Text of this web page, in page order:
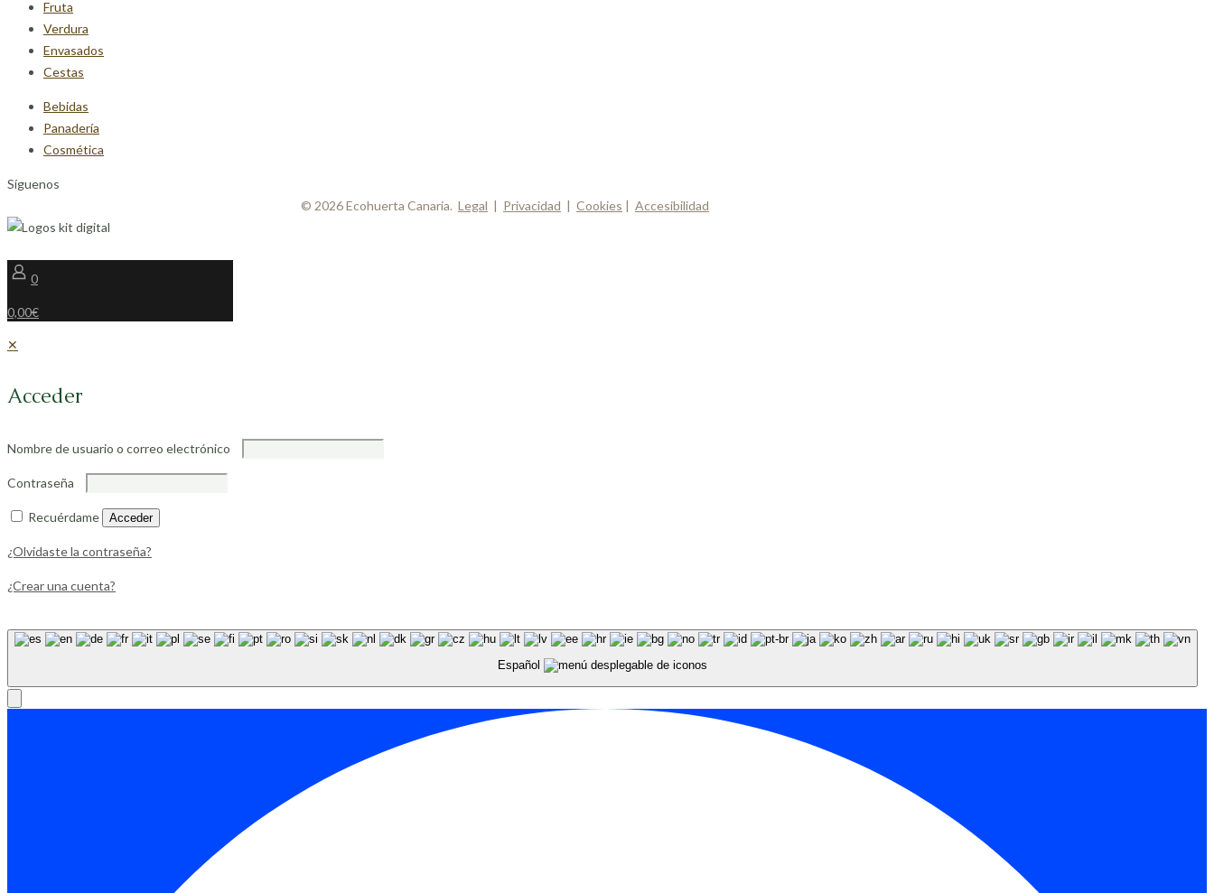
Fruta
Verdura
Envasados
Cestas
Bebidas
Panadería
Cosmética
Síguenos
© 2026 Ecohuerta Canaria. Legal | Privacidad | Cookies | Accesibilidad
0
0,00€
✕
Acceder
Nombre de usuario o correo electrónico
Contraseña
Recuérdame Acceder
¿Olvidaste la contraseña?
¿Crear una cuenta?
Español